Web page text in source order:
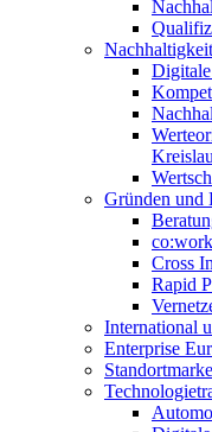
Gründen und
Cross
Rapid
International
Enterprise